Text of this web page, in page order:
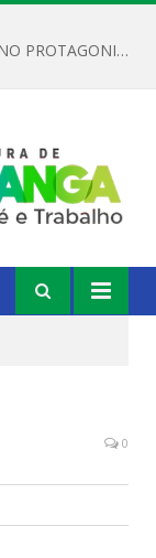
REGULAMENTO OFICIAL DO PRÊMIO ALUNO PROTAGONISTA – EDIÇÃO 2026
0